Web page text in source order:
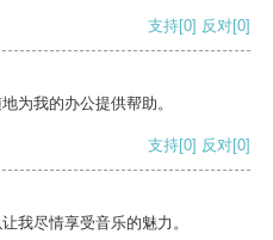
支持[0] 反对[0]
为我的办公提供帮助。
支持[0] 反对[0]
我尽情享受音乐的魅力。